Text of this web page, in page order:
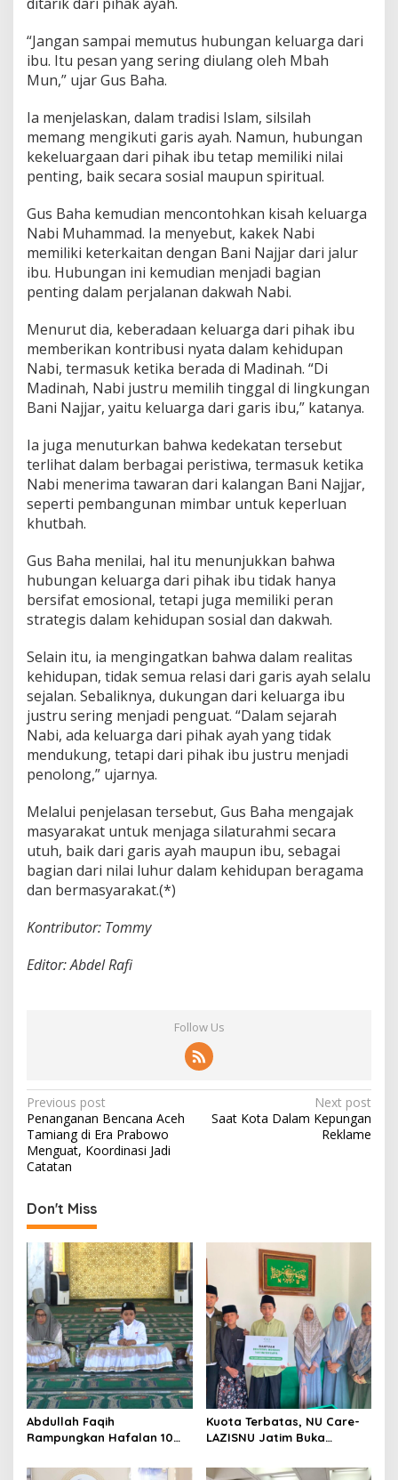
A
d
a
e
l
a
d
a
d
a
r
N
a
“Jangan sampai memutus hubungan keluarga dari
ibu. Itu pesan yang sering diulang oleh Mbah
Mun,” ujar Gus Baha.
Ia menjelaskan, dalam tradisi Islam, silsilah
memang mengikuti garis ayah. Namun, hubungan
kekeluargaan dari pihak ibu tetap memiliki nilai
penting, baik secara sosial maupun spiritual.
Gus Baha kemudian mencontohkan kisah keluarga
Nabi Muhammad. Ia menyebut, kakek Nabi
memiliki keterkaitan dengan Bani Najjar dari jalur
ibu. Hubungan ini kemudian menjadi bagian
penting dalam perjalanan dakwah Nabi.
Menurut dia, keberadaan keluarga dari pihak ibu
memberikan kontribusi nyata dalam kehidupan
Nabi, termasuk ketika berada di Madinah. “Di
Madinah, Nabi justru memilih tinggal di lingkungan
Bani Najjar, yaitu keluarga dari garis ibu,” katanya.
Ia juga menuturkan bahwa kedekatan tersebut
terlihat dalam berbagai peristiwa, termasuk ketika
Nabi menerima tawaran dari kalangan Bani Najjar,
seperti pembangunan mimbar untuk keperluan
khutbah.
Gus Baha menilai, hal itu menunjukkan bahwa
hubungan keluarga dari pihak ibu tidak hanya
bersifat emosional, tetapi juga memiliki peran
strategis dalam kehidupan sosial dan dakwah.
Selain itu, ia mengingatkan bahwa dalam realitas
kehidupan, tidak semua relasi dari garis ayah selalu
sejalan. Sebaliknya, dukungan dari keluarga ibu
justru sering menjadi penguat. “Dalam sejarah
Nabi, ada keluarga dari pihak ayah yang tidak
mendukung, tetapi dari pihak ibu justru menjadi
penolong,” ujarnya.
Melalui penjelasan tersebut, Gus Baha mengajak
masyarakat untuk menjaga silaturahmi secara
utuh, baik dari garis ayah maupun ibu, sebagai
bagian dari nilai luhur dalam kehidupan beragama
dan bermasyarakat.(*)
Kontributor: Tommy
Editor: Abdel Rafi
Follow Us
P
o
s
n
a
v
i
g
a
t
i
o
n
Previous post
Penanganan Bencana Aceh
Tamiang di Era Prabowo
Menguat, Koordinasi Jadi
Catatan
Next post
Saat Kota Dalam Kepungan
Reklame
Don't Miss
Abdullah Faqih
Rampungkan Hafalan 10
Tahfidz
Kuota Terbatas, NU Care-
LAZISNU Jatim Buka